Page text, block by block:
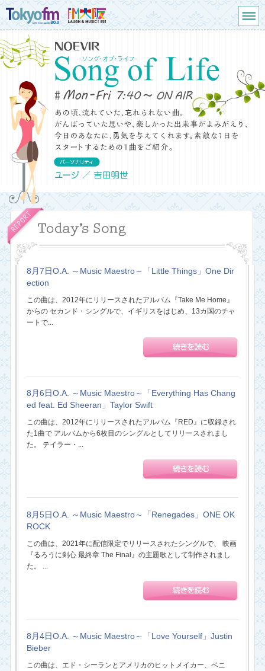
8月7日O.A. ～Music Maestro～「Little Things」One Dir
ection
この曲は、2012年にリリースされたアルバム『Take Me Home』
からの セカンド・シングルで、イギリスをはじめ、13カ国のチャ
ートで...
8月6日O.A. ～Music Maestro～「Everything Has Chang
ed feat. Ed Sheeran」Taylor Swift
この曲は、2012年にリリースされたアルバム『RED』に収録され
た1曲で アルバムから6枚目のシングルとしてリリースされまし
た。 テイラー・...
8月5日O.A. ～Music Maestro～「Renegades」ONE OK
ROCK
この曲は、2021年に配信限定でリリースされたシングルで、 映画
『るろうに剣心 最終章 The Final』の主題歌として制作されまし
た。 ...
8月4日O.A. ～Music Maestro～「Love Yourself」Justin
Bieber
この曲は、エド・シーランとアメリカのヒットメイカー、ベニ